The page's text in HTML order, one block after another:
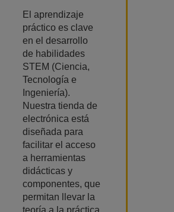
El aprendizaje
práctico es clave
en el desarrollo
de habilidades
STEM (Ciencia,
Tecnología e
Ingeniería).
Nuestra tienda de
electrónica está
diseñada para
facilitar el acceso
a herramientas
didácticas y
componentes, que
permitan llevar la